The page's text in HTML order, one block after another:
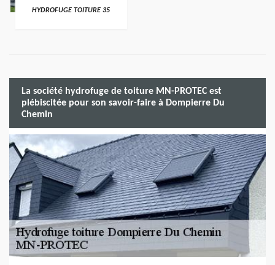
HYDROFUGE TOITURE 35
La société hydrofuge de toiture MN-PROTEC est
plébiscitée pour son savoir-faire à Dompierre Du
Chemin